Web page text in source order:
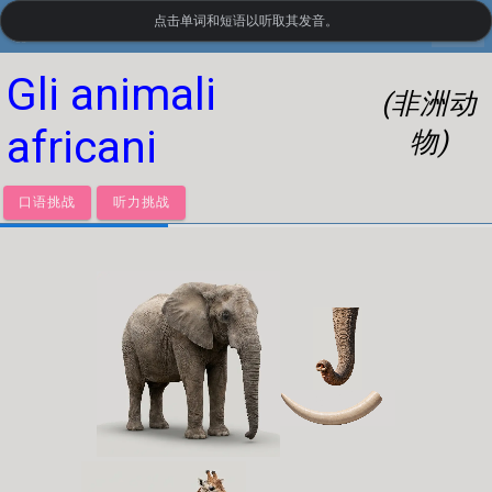
LanguageGuide.org•意大利语视觉词汇
Gli animali
africani
(非洲动
物)
口语挑战 听力挑战
点击单词和短语以听取其发音。